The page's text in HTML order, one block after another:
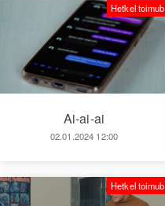
Ai-ai-ai
02.01.2024 12:00
Hetkel toimub
Hetkel toimub